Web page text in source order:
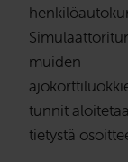
muiden
tunnit
tietystä